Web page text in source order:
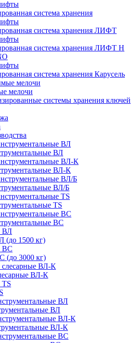
система хранения
система хранения ЛИФТ
система хранения ЛИФТ H
система хранения Карусель
мелочи
ВЛ
ВЛ-К
ВЛ/Б
TS
ВС
(до 1500 кг)
(до 3000 кг)
ВЛ-К
ВЛ
ВЛ-К